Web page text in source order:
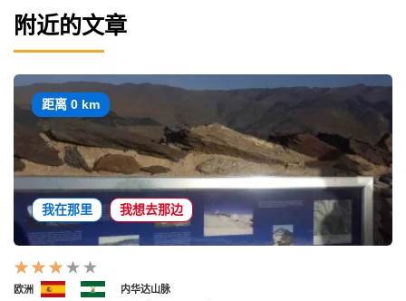
附近的文章
距离 0 km
我在那里 我想去那边
欧洲 内华达山脉